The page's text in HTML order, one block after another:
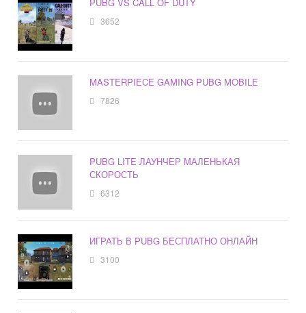
3652
MASTERPIECE GAMING PUBG MOBILE
7826
PUBG LITE ЛАУНЧЕР МАЛЕНЬКАЯ
СКОРОСТЬ
6312
ИГРАТЬ В PUBG БЕСПЛАТНО ОНЛАЙН
3100